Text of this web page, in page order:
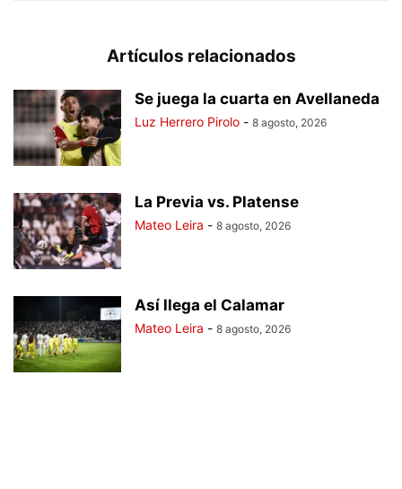
Artículos relacionados
Se juega la cuarta en Avellaneda
Luz Herrero Pirolo - 8 agosto, 2026
La Previa vs. Platense
Mateo Leira - 8 agosto, 2026
Así llega el Calamar
Mateo Leira - 8 agosto, 2026